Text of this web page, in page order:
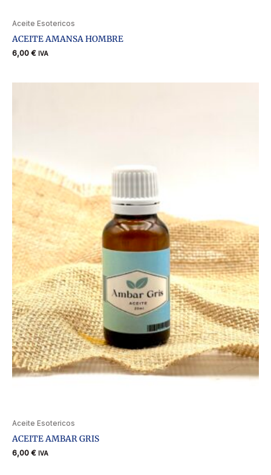
Aceite Esotericos
ACEITE AMANSA HOMBRE
6,00 € IVA
Aceite Esotericos
ACEITE AMBAR GRIS
6,00 € IVA